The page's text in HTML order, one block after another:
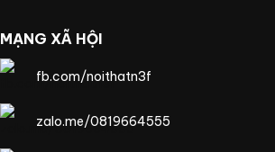
MẠNG XÃ HỘI
fb.com/noithatn3f
zalo.me/0819664555